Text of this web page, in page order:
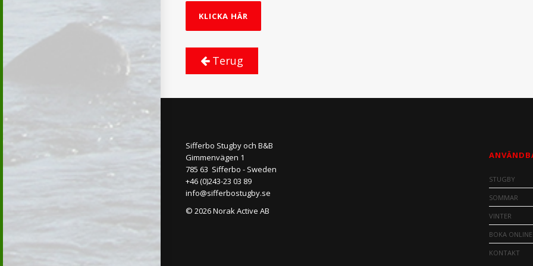
KLICKA HÄR
Terug
Sifferbo Stugby och B&B
Gimmenvägen 1
785 63 Sifferbo - Sweden
+46 (0)243-23 03 89
info@sifferbostugby.se
© 2026 Norak Active AB
STUGBY
SOMMAR
VINTER
BOKA ONLINE
KONTAKT